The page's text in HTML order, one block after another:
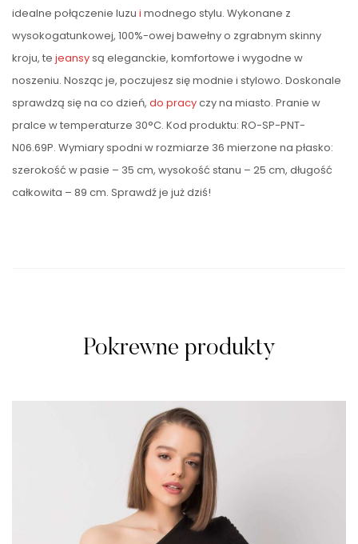
idealne połączenie luzu i modnego stylu. Wykonane z
wysokogatunkowej, 100%-owej bawełny o zgrabnym skinny
kroju, te jeansysą eleganckie, komfortowe i wygodne w
noszeniu. Nosząc je, poczujesz się modnie i stylowo. Doskonale
sprawdzą się na co dzień, do pracyczy na miasto. Pranie w
pralce w temperaturze 30°C. Kod produktu: RO-SP-PNT-
N06.69P. Wymiary spodni w rozmiarze 36 mierzone na płasko:
szerokość w pasie – 35 cm, wysokość stanu – 25 cm, długość
całkowita – 89 cm. Sprawdź je już dziś!
Pokrewne produkty